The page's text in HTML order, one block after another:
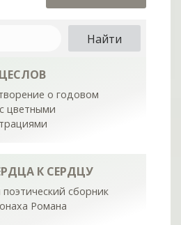
о годовом
цветными
К СЕРДЦУ
сборник
Романа